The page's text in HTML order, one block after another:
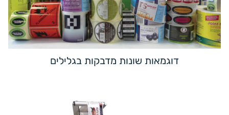
דוגמאות שונות מדבקות בגלילים